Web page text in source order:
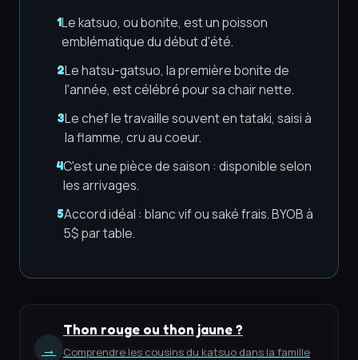
1Le katsuo, ou bonite, est un poisson
emblématique du début d'été.
2Le hatsu-gatsuo, la première bonite de
l'année, est célébré pour sa chair nette.
3Le chef le travaille souvent en tataki, saisi à
la flamme, cru au coeur.
4C'est une pièce de saison : disponible selon
les arrivages.
5Accord idéal : blanc vif ou saké frais. BYOB à
5$ par table.
→
Thon rouge ou thon jaune ?
Comprendre les cousins du katsuo dans la famille